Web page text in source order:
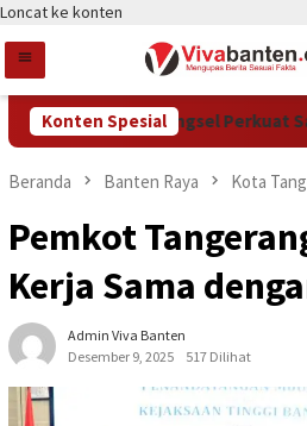
Loncat ke konten
Konten Spesial
Pemkot Tangsel Perkuat
Beranda Banten Raya Kota
Pemkot
Kerja Sama
Admin Viva Banten
Desember 9, 2025
517 Dilihat